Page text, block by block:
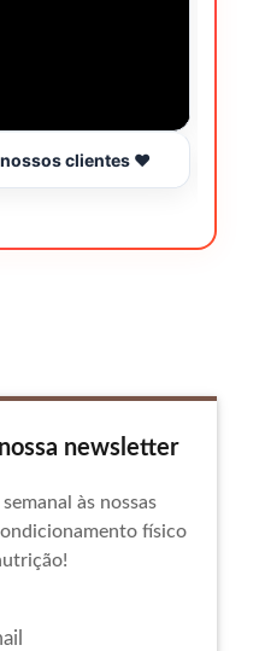
nossos clientes ❤️
newsletter
às nossas
físico